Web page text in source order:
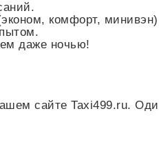
комфорт,
даже ночью!
сайте Taxi499.ru.